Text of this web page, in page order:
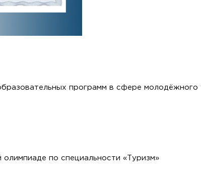
программ в сфере молодёжного
по специальности «Туризм»